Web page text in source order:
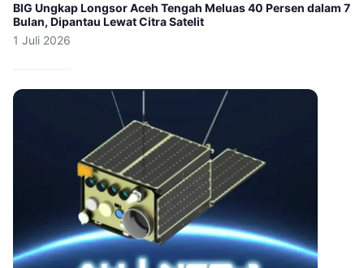
BIG Ungkap Longsor Aceh Tengah Meluas 40 Persen dalam 7
Bulan, Dipantau Lewat Citra Satelit
1 Juli 2026